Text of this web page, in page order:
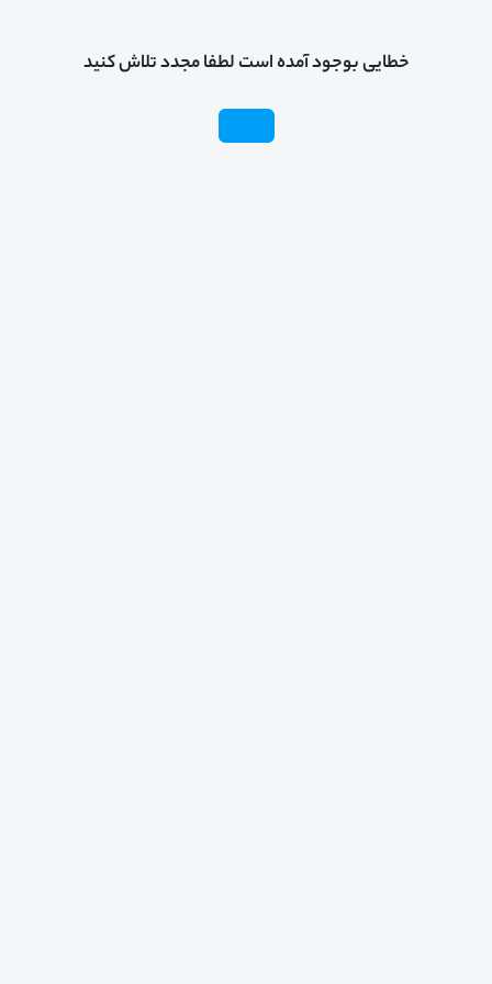
خطایی بوجود آمده است لطفا مجدد تلاش کنید